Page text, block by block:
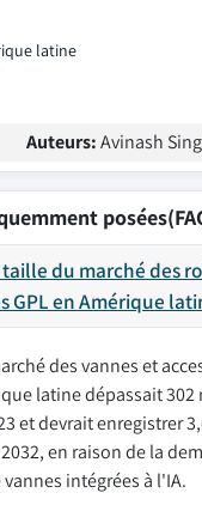
latine
Auteurs:Avinash
du marché des
GPL en Amérique
des vannes et
latine dépassait
et devrait enregistrer
en raison de la
intégrées à l'IA.